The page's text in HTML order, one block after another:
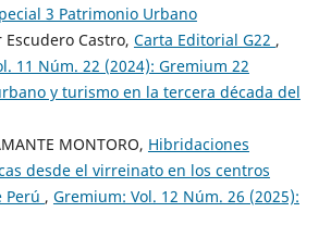
3 Patrimonio Urbano
Escudero Castro, Carta Editorial G22 ,
11 Núm. 22 (2024): Gremium 22
y turismo en la tercera década del
MONTORO, Hibridaciones
desde el virreinato en los centros
Perú , Gremium: Vol. 12 Núm. 26 (2025):